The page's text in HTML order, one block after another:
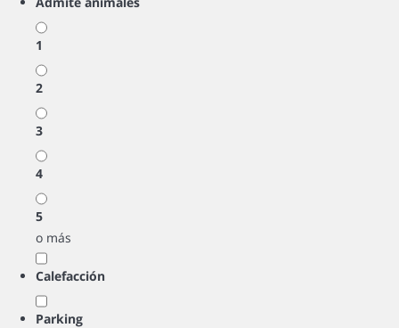
1
2
3
4
5
o más
Calefacción
Parking